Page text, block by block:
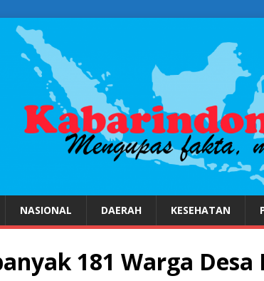
NASIONAL DAERAH KESEHATAN
181 Warga Desa